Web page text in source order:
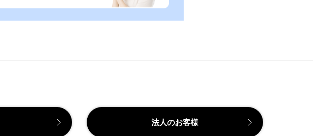
法人のお客様